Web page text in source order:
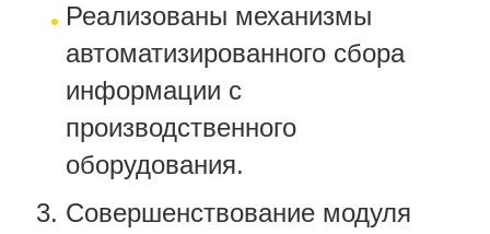
Реализованы механизмы
автоматизированного сбора
информации с
производственного
оборудования.
Совершенствование модуля